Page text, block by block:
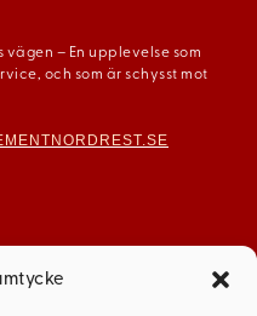
– En upplevelse som
och som är schysst mot
NORDREST.SE